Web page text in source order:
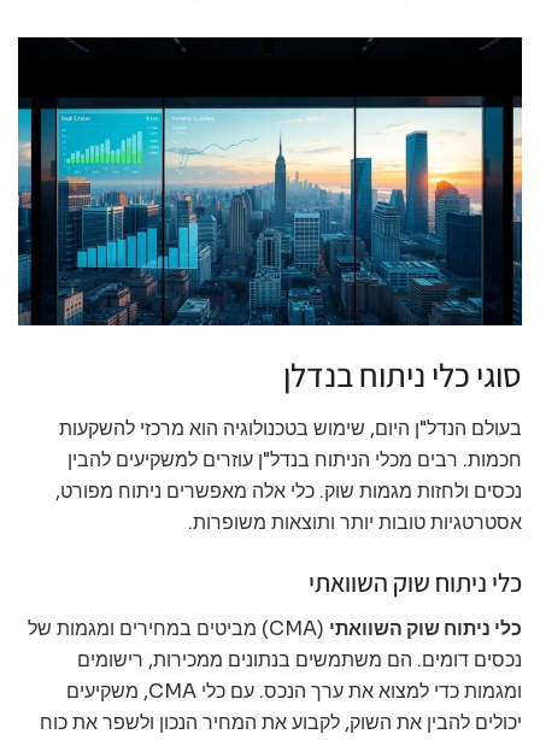
סוגי כלי ניתוח בנדלן
בעולם הנדל"ן היום, שימוש בטכנולוגיה הוא מרכזי להשקעות
חכמות. רבים מכלי הניתוח בנדל"ן עוזרים למשקיעים להבין
נכסים ולחזות מגמות שוק. כלי אלה מאפשרים ניתוח מפורט,
אסטרטגיות טובות יותר ותוצאות משופרות.
כלי ניתוח שוק השוואתי
כלי ניתוח שוק השוואתי
(CMA) מביטים במחירים ומגמות של
נכסים דומים. הם משתמשים בנתונים ממכירות, רישומים
ומגמות כדי למצוא את ערך הנכס. עם כלי CMA, משקיעים
יכולים להבין את השוק, לקבוע את המחיר הנכון ולשפר את כוח